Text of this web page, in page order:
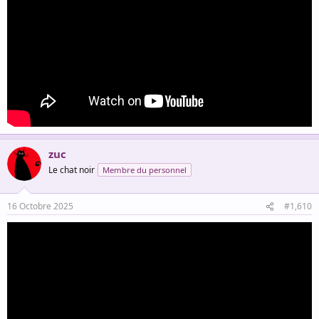
zuc
Le chat noir Membre du personnel
16 Octobre 2025 #1,610